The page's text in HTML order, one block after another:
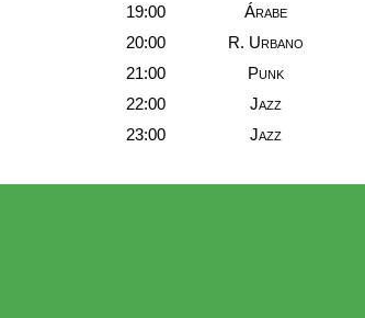
19:00
Árabe
20:00
R. Urbano
21:00
Punk
22:00
Jazz
23:00
Jazz